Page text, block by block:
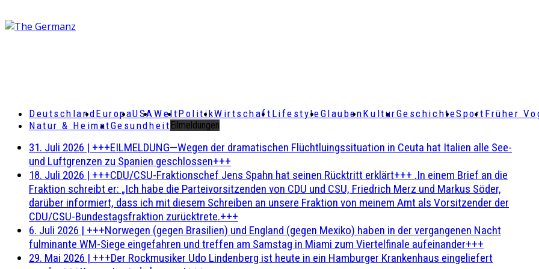
DeutschlandEuropaUSAWeltPolitikWirtschaft LifestyleGlaubenKulturGeschichteSport Früher
Natur & HeimatGesundheit Eilmeldungen
31. Juli 2026 | +++EILMELDUNG—Wegen der dramatischen Flüchtluingssituation in Ceuta hat Italien alle See-
und Luftgrenzen zu Spanien geschlossen+++
18. Juli 2026 | +++CDU/CSU-Fraktionschef Jens Spahn hat seinen Rücktritt erklärt+++ .In einem Brief an die
Fraktion schreibt er: „Ich habe die Parteivorsitzenden von CDU und CSU, Friedrich Merz und Markus Söder,
darüber informiert, dass ich mit diesem Schreiben an unsere Fraktion von meinem Amt als Vorsitzender der
CDU/CSU-Bundestagsfraktion zurücktrete.+++
6. Juli 2026 | +++Norwegen (gegen Brasilien) und England (gegen Mexiko) haben in der vergangenen Nacht
fulminante WM-Siege eingefahren und treffen am Samstag in Miami zum Viertelfinale aufeinander+++
29. Mai 2026 | +++Der Rockmusiker Udo Lindenberg ist heute in ein Hamburger Krankenhaus eingeliefert